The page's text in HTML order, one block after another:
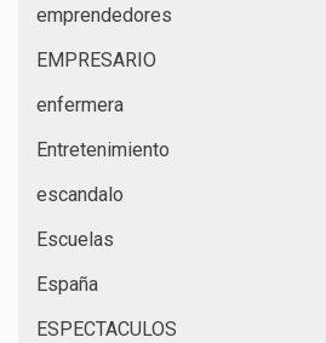
emprendedores
EMPRESARIO
enfermera
Entretenimiento
escandalo
Escuelas
España
ESPECTACULOS